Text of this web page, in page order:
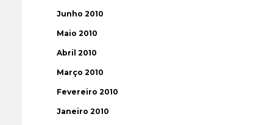
Junho 2010
Maio 2010
Abril 2010
Março 2010
Fevereiro 2010
Janeiro 2010